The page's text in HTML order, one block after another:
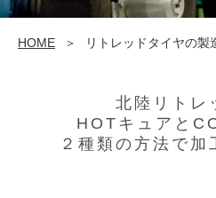
HOME ＞ リトレッドタイヤの製
北陸リトレ
HOTキュアと
２種類の方法で加